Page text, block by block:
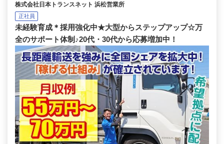
株式会社日本トランスネット 浜松営業所
正社員
未経験育成＊採用強化中★大型からステップアップ☆万
全のサポート体制♪20代・30代から応募増加中！